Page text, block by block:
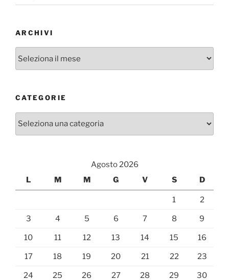
ARCHIVI
CATEGORIE
Categorie
Agosto 2026
L
M M G V S D
1 2
3 4 5 6 7 8 9
10 11 12 13 14 15 16
17 18 19 20 21 22 23
24 25 26 27 28 29 30